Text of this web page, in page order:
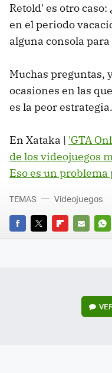
Retold' es otro
en el periodo
alguna consola
Muchas preguntas,
ocasiones en las
es la peor estrategia.
En Xataka | 'GTA
de los videojuegos
Eso es un problema
FACEBOOK
TWITTERFLIPBOARD
E-
TEMAS Videojuegos